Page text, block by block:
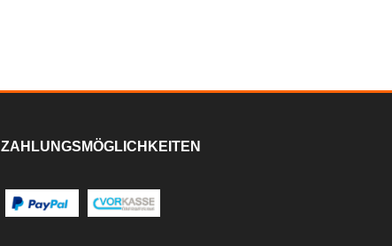
ZAHLUNGSMÖGLICHKEITEN